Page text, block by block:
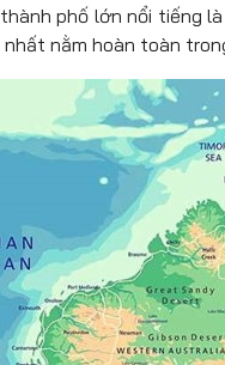
phố lớn nổi tiếng
nằm hoàn toàn